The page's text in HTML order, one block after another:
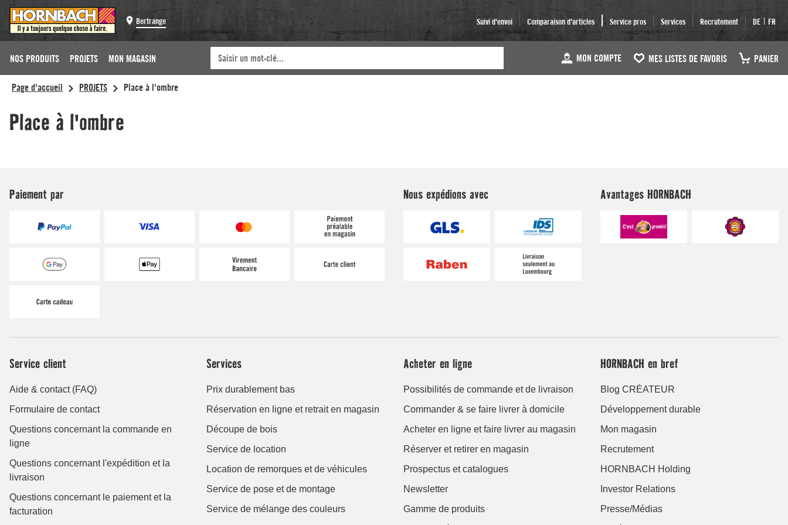
Bertrange Suivi d'envoi Comparaison d'articles Service pros Services Recrutement DE FR
NOS PRODUITS PROJETS MON MAGASIN MON COMPTE MES LISTES DE FAVORIS PANIER
Paiement par Nous expédions avec Avantages HORNBACH
Service client
Aide & contact (FAQ)
Formulaire de contact
Questions concernant la commande en
ligne
Questions concernant l'expédition et la
livraison
Questions concernant le paiement et la
facturation
Services
Prix durablement bas
Réservation en ligne et retrait en magasin
Découpe de bois
Service de location
Location de remorques et de véhicules
Service de pose et de montage
Service de mélange des couleurs
Acheter en ligne
Possibilités de commande et de livraison
Commander & se faire livrer à domicile
Acheter en ligne et faire livrer au magasin
Réserver et retirer en magasin
Prospectus et catalogues
Newsletter
Gamme de produits
HORNBACH en bref
Blog CRÉATEUR
Développement durable
Mon magasin
Recrutement
HORNBACH Holding
Investor Relations
Presse/Médias